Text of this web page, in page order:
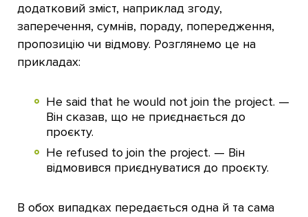
додатковий зміст, наприклад згоду,
заперечення, сумнів, пораду, попередження,
пропозицію чи відмову. Розглянемо це на
прикладах:
He said that he would not join the project. —
Він сказав, що не приєднається до
проєкту.
He refused to join the project. — Він
відмовився приєднуватися до проєкту.
В обох випадках передається одна й та сама